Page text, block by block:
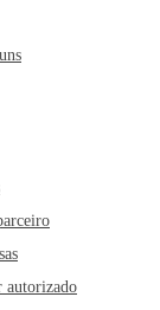
autorizado